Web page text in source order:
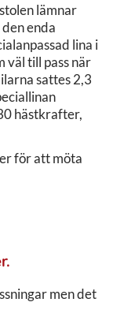
lämnar
enda
lina i
väl till pass när
sattes 2,3
hästkrafter,
för att möta
men det